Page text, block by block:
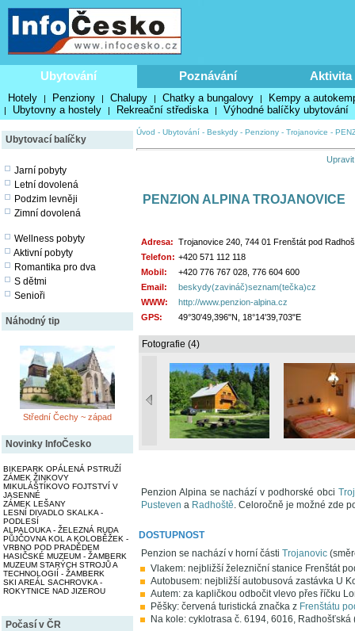
Ubytování Poznávání Aktivita
Hotely | Penziony | Chalupy | Chatky a bungalovy | Kempy a
| Ubytovny a hostely | Rekreační střediska | Výhodné balíčky ubytování
Ubytovací balíčky
Jarní pobyty
Letní dovolená
Podzim levněji
Zimní dovolená
Wellness pobyty
Aktivní pobyty
Romantika pro dva
S dětmi
Senioři
Náhodný tip
Střední Čechy ~ západ
Novinky InfoČesko
BIKEPARK OPÁLENÁ PSTRUŽÍ
ZÁMEK ŽINKOVY
MIKULÁŠTÍKOVO FOJTSTVÍ V
JASENNÉ
ZÁMEK LEŠANY
LESNÍ DIVADLO SKALKA -
PODLESÍ
ALPALOUKA - ŽELEZNÁ RUDA
PŮJČOVNA KOL A KOLOBĚŽEK -
VRBNO POD PRADĚDEM
HASIČSKÉ MUZEUM - ŽAMBERK
MUZEUM STARÝCH STROJŮ A
TECHNOLOGIÍ - ŽAMBERK
SKI AREÁL SACHROVKA -
ROKYTNICE NAD JIZEROU
Počasí v ČR
Úvod - Ubytování - Beskydy - Penziony - Trojanovice -
PENZION ALPINA TROJANOVICE
Adresa: Trojanovice 240, 744 01 Frenštát pod
Telefon: +420 571 112 118
Mobil:
+420 776 767 028, 776 604 600
Email:
beskydy(zavináč)seznam(tečka)cz
WWW:
http://www.penzion-alpina.cz
GPS:
49°30'49,396"N, 18°14'39,703"E
Fotografie (4)
Penzion Alpina se nachází v podhorské obci
Pusteven a Radhoště. Celoročně je možné zde
DOSTUPNOST
Penzion se nachází v horní části Trojanovic
Vlakem: nejbližší železniční stanice Frenštát
Autobusem: nejbližší autobusová zastávka U
Autem: za kapličkou odbočit vlevo přes říčku
Pěšky: červená turistická značka z Frenštátu
Na kole: cyklotrasa č. 6194, 6016, Radhošťská